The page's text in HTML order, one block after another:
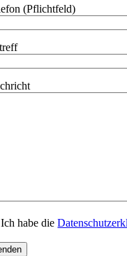
(Pflichtfeld)
Ich habe die